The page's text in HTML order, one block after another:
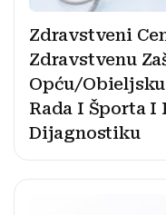
Zdravstveni
Zdravstvenu
Opću/
Rada I Športa
Dijagnostiku